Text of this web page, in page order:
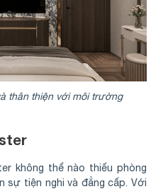
thân thiện với môi trường
không thể nào thiếu phòng
sự tiện nghi và đẳng cấp. Với